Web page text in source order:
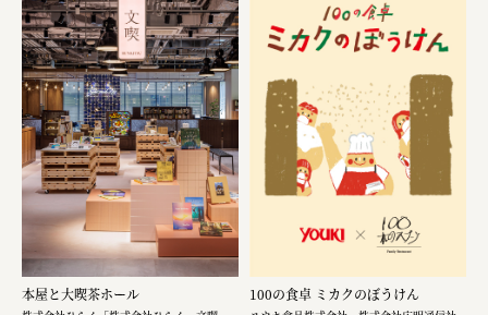
本屋と大喫茶ホール 100の食卓 ミカクのぼうけん